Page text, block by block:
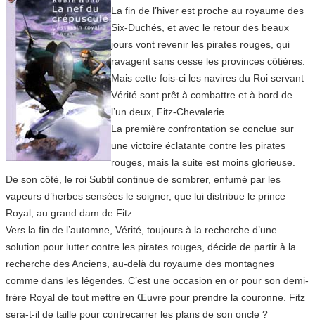
La fin de l’hiver est proche au royaume des
Six-Duchés, et avec le retour des beaux
jours vont revenir les pirates rouges, qui
ravagent sans cesse les provinces côtières.
Mais cette fois-ci les navires du Roi servant
Vérité sont prêt à combattre et à bord de
l’un deux, Fitz-Chevalerie.
La première confrontation se conclue sur
une victoire éclatante contre les pirates
rouges, mais la suite est moins glorieuse.
De son côté, le roi Subtil continue de sombrer, enfumé par les
vapeurs d’herbes sensées le soigner, que lui distribue le prince
Royal, au grand dam de Fitz.
Vers la fin de l’automne, Vérité, toujours à la recherche d’une
solution pour lutter contre les pirates rouges, décide de partir à la
recherche des Anciens, au-delà du royaume des montagnes
comme dans les légendes. C’est une occasion en or pour son demi-
frère Royal de tout mettre en Œuvre pour prendre la couronne. Fitz
sera-t-il de taille pour contrecarrer les plans de son oncle ?